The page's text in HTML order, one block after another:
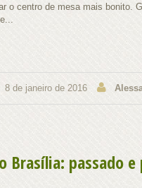
o centro de mesa mais bonito.
8 de janeiro de 2016
Brasília: passado